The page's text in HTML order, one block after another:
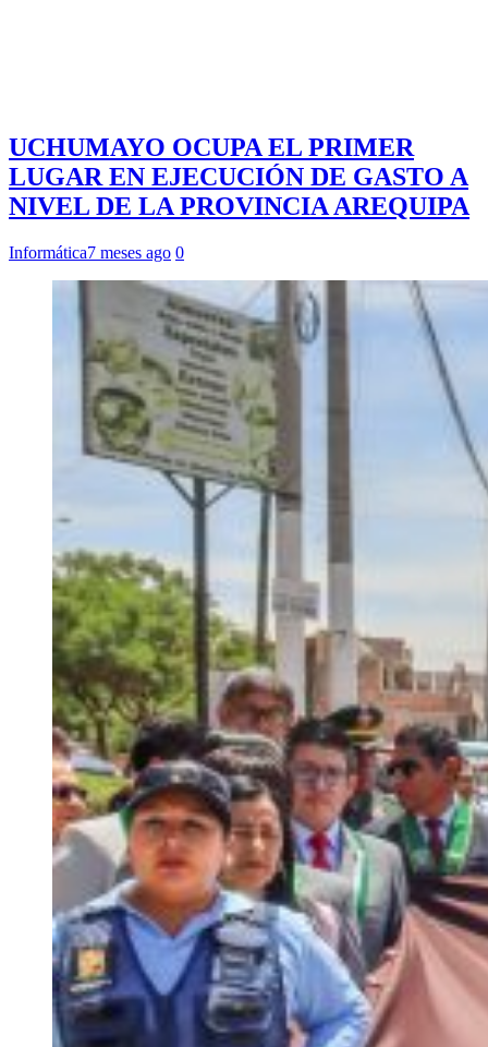
UCHUMAYO OCUPA EL PRIMER
LUGAR EN EJECUCIÓN DE GASTO A
NIVEL DE LA PROVINCIA AREQUIPA
Informática7 meses ago 0